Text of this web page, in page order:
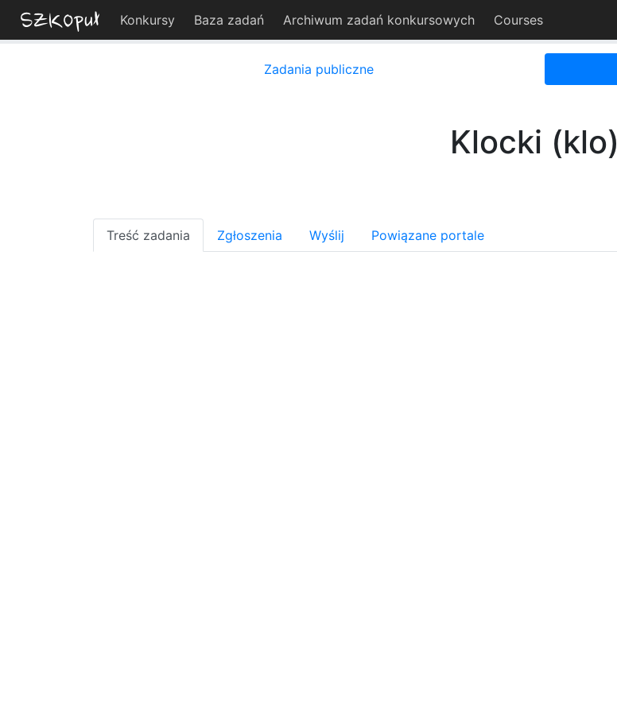
Konkursy Baza zadań Archiwum zadań konkursowych Courses
Zadania publiczne
Klocki (klo)
Treść zadania Zgłoszenia Wyślij Powiązane portale